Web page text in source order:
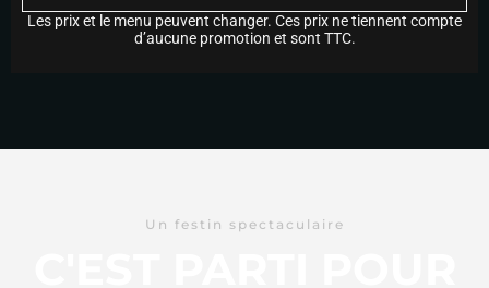
Les prix et le menu peuvent changer. Ces prix ne tiennent compte
d’aucune promotion et sont TTC.
Un festin spectaculaire